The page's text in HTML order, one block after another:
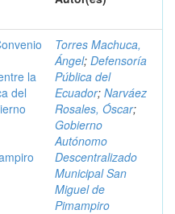
la
del
Torres Machuca,
Ángel; Defensoría
Pública del
Ecuador; Narváez
Rosales, Óscar;
Gobierno
Autónomo
Descentralizado
Municipal San
Miguel de
Pimampiro